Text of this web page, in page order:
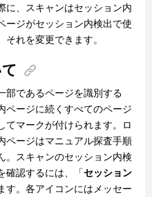
に、スキャンはセッション内
ージがセッション内検出で使
れを変更できます。
部であるページを識別する
ページに続くすべてのページ
てマークが付けられます。ロ
ページはマニュアル探査手順
。スキャンのセッション内検
確認するには、「セッション
す。各アイコンにはメッセー